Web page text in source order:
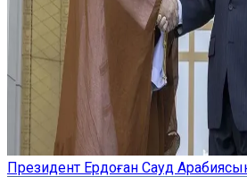
Президент Ердоған Сауд